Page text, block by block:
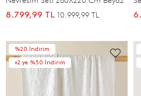
8.799,99 TL 10.999,99 TL
%20 İndirim
+2.ye %50 İndirim